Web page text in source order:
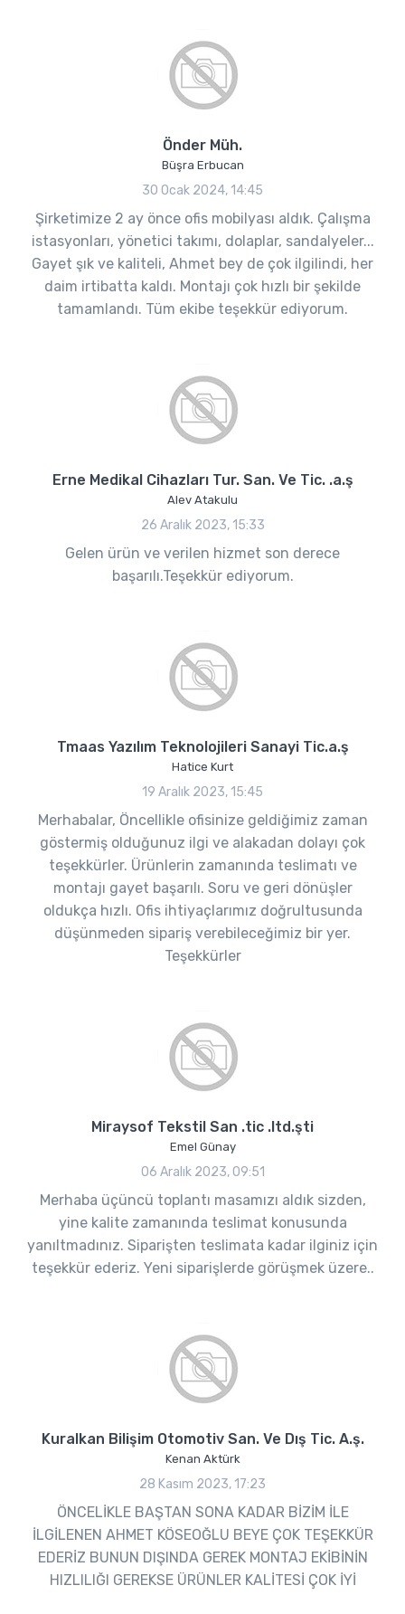
Önder Müh.
Büşra Erbucan
30 Ocak 2024, 14:45
Şirketimize 2 ay önce ofis mobilyası aldık. Çalışma
istasyonları, yönetici takımı, dolaplar, sandalyeler...
Gayet şık ve kaliteli, Ahmet bey de çok ilgilindi, her
daim irtibatta kaldı. Montajı çok hızlı bir şekilde
tamamlandı. Tüm ekibe teşekkür ediyorum.
Erne Medikal Cihazları Tur. San. Ve Tic. .a.ş
Alev Atakulu
26 Aralık 2023, 15:33
Gelen ürün ve verilen hizmet son derece
başarılı.Teşekkür ediyorum.
Tmaas Yazılım Teknolojileri Sanayi Tic.a.ş
Hatice Kurt
19 Aralık 2023, 15:45
Merhabalar, Öncellikle ofisinize geldiğimiz zaman
göstermiş olduğunuz ilgi ve alakadan dolayı çok
teşekkürler. Ürünlerin zamanında teslimatı ve
montajı gayet başarılı. Soru ve geri dönüşler
oldukça hızlı. Ofis ihtiyaçlarımız doğrultusunda
düşünmeden sipariş verebileceğimiz bir yer.
Teşekkürler
Miraysof Tekstil San .tic .ltd.şti
Emel Günay
06 Aralık 2023, 09:51
Merhaba üçüncü toplantı masamızı aldık sizden,
yine kalite zamanında teslimat konusunda
yanıltmadınız. Siparişten teslimata kadar ilginiz için
teşekkür ederiz. Yeni siparişlerde görüşmek üzere..
Kuralkan Bilişim Otomotiv San. Ve Dış Tic. A.ş.
Kenan Aktürk
28 Kasım 2023, 17:23
ÖNCELİKLE BAŞTAN SONA KADAR BİZİM İLE
İLGİLENEN AHMET KÖSEOĞLU BEYE ÇOK TEŞEKKÜR
EDERİZ BUNUN DIŞINDA GEREK MONTAJ EKİBİNİN
HIZLILIĞI GEREKSE ÜRÜNLER KALİTESİ ÇOK İYİ